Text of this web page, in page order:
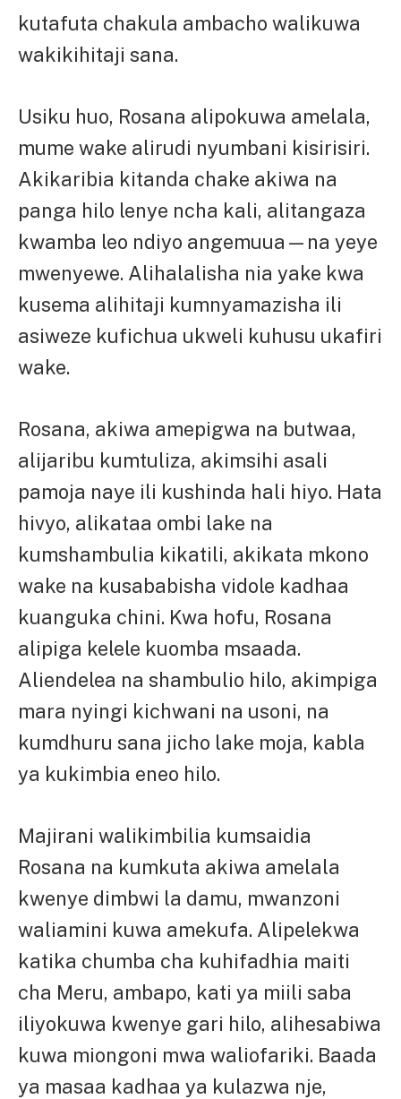
kutafuta chakula ambacho walikuwa
wakikihitaji sana.
Usiku huo, Rosana alipokuwa amelala,
mume wake alirudi nyumbani kisirisiri.
Akikaribia kitanda chake akiwa na
panga hilo lenye ncha kali, alitangaza
kwamba leo ndiyo angemuua—na yeye
mwenyewe. Alihalalisha nia yake kwa
kusema alihitaji kumnyamazisha ili
asiweze kufichua ukweli kuhusu ukafiri
wake.
Rosana, akiwa amepigwa na butwaa,
alijaribu kumtuliza, akimsihi asali
pamoja naye ili kushinda hali hiyo. Hata
hivyo, alikataa ombi lake na
kumshambulia kikatili, akikata mkono
wake na kusababisha vidole kadhaa
kuanguka chini. Kwa hofu, Rosana
alipiga kelele kuomba msaada.
Aliendelea na shambulio hilo, akimpiga
mara nyingi kichwani na usoni, na
kumdhuru sana jicho lake moja, kabla
ya kukimbia eneo hilo.
Majirani walikimbilia kumsaidia
Rosana na kumkuta akiwa amelala
kwenye dimbwi la damu, mwanzoni
waliamini kuwa amekufa. Alipelekwa
katika chumba cha kuhifadhia maiti
cha Meru, ambapo, kati ya miili saba
iliyokuwa kwenye gari hilo, alihesabiwa
kuwa miongoni mwa waliofariki. Baada
ya masaa kadhaa ya kulazwa nje,